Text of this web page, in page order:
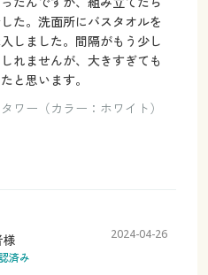
た。洗面所にバスタオルを
しました。間隔がもう少し
れませんが、大きすぎても
と思います。
ワー（カラー：ホワイト）
様
済み
2024-04-26